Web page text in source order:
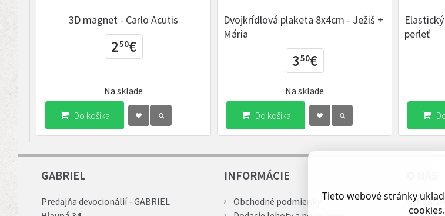
3D magnet - Carlo Acutis
250€
Do košíka
Na sklade
Dvojkrídlová plaketa 8x4cm - Ježiš +
Mária
350€
Do košíka
Na sklade
perleť
GABRIEL
Predajňa devocionálií - GABRIEL
INFORMÁCIE
Obchodné podmienky Tieto webové stránky